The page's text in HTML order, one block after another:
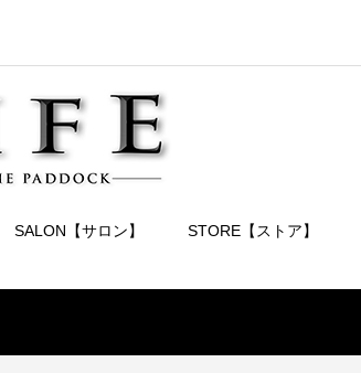
SALON【サロン】 STORE【ストア】